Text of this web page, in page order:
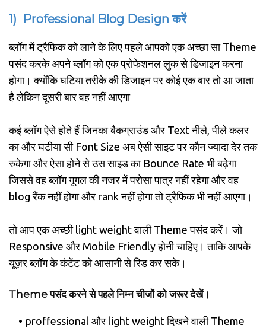
1) Professional Blog Design करें
ब्लॉग में ट्रैफिक को लाने के लिए पहले आपको एक अच्छा सा Theme
पसंद करके अपने ब्लॉग को एक प्रोफेशनल लुक से डिजाइन करना
होगा। क्योंकि घटिया तरीके की डिजाइन पर कोई एक बार तो आ जाता
है लेकिन दूसरी बार वह नहीं आएगा
कई ब्लॉग ऐसे होते हैं जिनका बैकग्राउंड और Text नीले, पीले कलर
का और घटीया सी Font Size अब ऐसी साइट पर कौन ज्यादा देर तक
रुकेगा और ऐसा होने से उस साइड का Bounce Rate भी बढ़ेगा
जिससे वह ब्लॉग गूगल की नजर में परोसा पात्र नहीं रहेगा और वह
blog रैंक नहीं होगा और rank नहीं होगा तो ट्रैफिक भी नहीं आएगा।
तो आप एक अच्छी light weight वाली Theme पसंद करें। जो
Responsive और Mobile Friendly होनी चाहिए। ताकि आपके
यूज़र ब्लॉग के कंटेंट को आसानी से रिड कर सके।
Theme पसंद करने से पहले निम्न चीजों को जरूर देखें।
proffessional और light weight दिखने वाली Theme